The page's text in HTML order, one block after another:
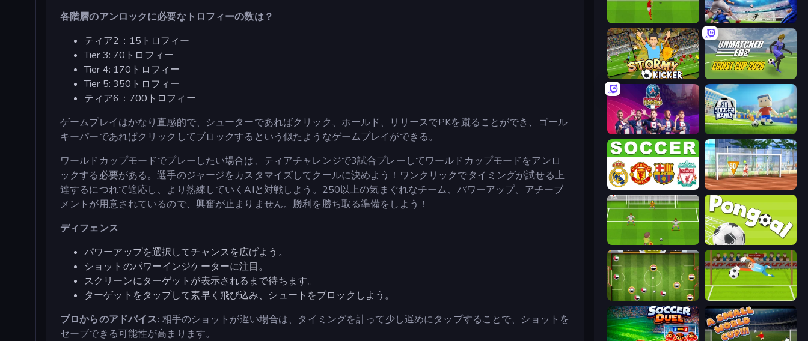
各階層のアンロックに必要なトロフィーの数は？
ティア2：15トロフィー
Tier 3: 70トロフィー
Tier 4: 170トロフィー
Tier 5: 350トロフィー
ティア6：700トロフィー
ゲームプレイはかなり直感的で、シューターであればクリック、ホールド、リリースでPKを蹴ることができ、ゴール
キーパーであればクリックしてブロックするという似たようなゲームプレイができる。
ワールドカップモードでプレーしたい場合は、ティアチャレンジで3試合プレーしてワールドカップモードをアンロ
ックする必要がある。選手のジャージをカスタマイズしてクールに決めよう！ワンクリックでタイミングが試せる上
達するにつれて適応し、より熟練していくAIと対戦しよう。250以上の気まぐれなチーム、パワーアップ、アチーブ
メントが用意されているので、興奮が止まりません。勝利を勝ち取る準備をしよう！
ディフェンス
パワーアップを選択してチャンスを広げよう。
ショットのパワーインジケーターに注目。
スクリーンにターゲットが表示されるまで待ちます。
ターゲットをタップして素早く飛び込み、シュートをブロックしよう。
プロからのアドバイス: 相手のショットが遅い場合は、タイミングを計って少し遅めにタップすることで、ショットを
セーブできる可能性が高まります。
Real Football
Stormy Kicker Unmatched Ego
PSG Soccer Freestyle 3D Soccer Mania
European Football Quiz Street Freekick 3D
Drop Kick: World Cup Pongoal
Soccer Challenge Penalty Superstar